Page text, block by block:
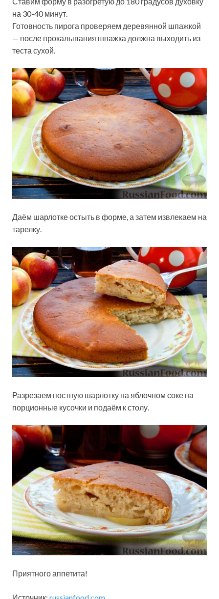
на 30-40 минут.
Готовность пирога проверяем деревянной шпажкой
— после прокалывания шпажка должна выходить из
теста сухой.
Даём шарлотке остыть в форме, а затем извлекаем на
тарелку.
Разрезаем постную шарлотку на яблочном соке на
порционные кусочки и подаём к столу.
Приятного аппетита!